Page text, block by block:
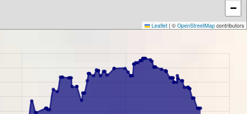
−
Leaflet | © OpenStreetMap contributors